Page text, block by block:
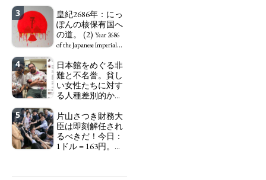
word "artist" into the
word "Art Worker"
(similar to "Essential
Worker", "Sex Worker" or
で、自己憐憫に浸
る日本人女性サナ
エ：道標としての
破壊。"I wanna die, I
set me free" - Sanae, a
Japanese woman who is
sleepless, sexless, depressive
and wallowing in self-
guidepost.
3
皇紀2686年：にっ
ぽんの核保有国へ
の道。 (2) Year 2686
of the Japanese Imperial
Becoming a Nuclear
Power. (2)
4
日本館をめぐる非
難と不名誉。貧し
い女性たちに対す
る人種差別的かつ
取。保守的な日本
の家父長制の強
化。戸籍制度の強
化。差別的な血統
5
片山さつき財務大
臣は即刻解任され
るべきだ！今日：
1ドル = 163円。に